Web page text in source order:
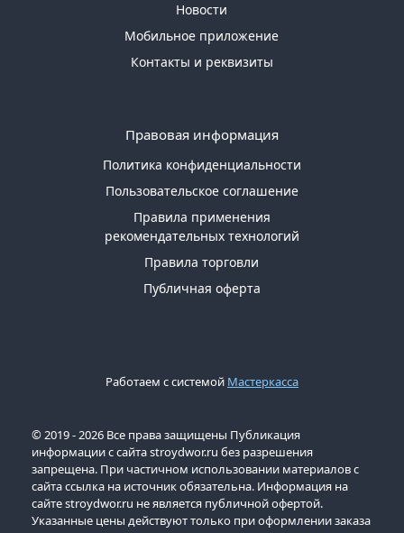
Новости
Мобильное приложение
Контакты и реквизиты
Правовая информация
Политика конфиденциальности
Пользовательское соглашение
Правила применения
рекомендательных технологий
Правила торговли
Публичная оферта
Работаем с системой Мастеркасса
© 2019 - 2026 Все права защищены Публикация
информации с сайта stroydwor.ru без разрешения
запрещена. При частичном использовании материалов с
сайта ссылка на источник обязательна. Информация на
сайте stroydwor.ru не является публичной офертой.
Указанные цены действуют только при оформлении заказа